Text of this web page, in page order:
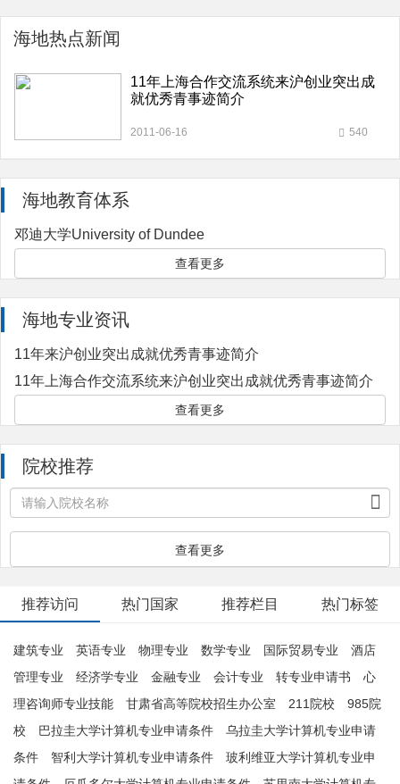
海地热点新闻
11年上海合作交流系统来沪创业突出成
就优秀青事迹简介
2011-06-16 540
海地教育体系
邓迪大学University of Dundee
查看更多
海地专业资讯
11年来沪创业突出成就优秀青事迹简介
11年上海合作交流系统来沪创业突出成就优秀青事迹简介
查看更多
院校推荐
查看更多
推荐访问 热门国家 推荐栏目 热门标签
建筑专业 英语专业 物理专业 数学专业 国际贸易专业
酒店
管理专业
经济学专业 金融专业 会计专业 转专业申请书
心
理咨询师专业技能
甘肃省高等院校招生办公室 211院校
985院
校
巴拉圭大学计算机专业申请条件
乌拉圭大学计算机专业申请
条件
智利大学计算机专业申请条件
玻利维亚大学计算机专业申